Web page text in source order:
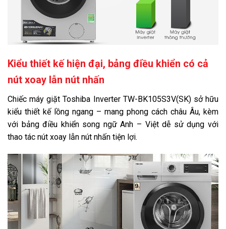
Kích thước, khối lượng:
Cao 85 cm - Ngang 59.5 cm - Sâu 60.5 cm - Nặng 68 kg
Chiều dài ống cấp nước:
152 cm
Chiều dài ống thoát nước:
Toshiba.Xem thông tin hãng
Kiểu thiết kế hiện đại, bảng điều khiển có cả
nút xoay lẫn nút nhấn
Chiếc máy giặt Toshiba Inverter TW-BK105S3V(SK) sở hữu
kiểu thiết kế lồng ngang – mang phong cách châu Âu, kèm
với bảng điều khiển song ngữ Anh – Việt dễ sử dụng với
thao tác nút xoay lẫn nút nhấn tiện lợi.